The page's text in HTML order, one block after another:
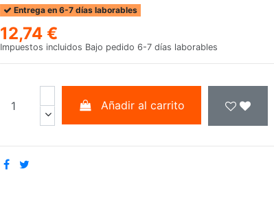
Entrega en 6-7 días laborables
12,74 €
Impuestos incluidos Bajo pedido 6-7 días laborables
Añadir al carrito